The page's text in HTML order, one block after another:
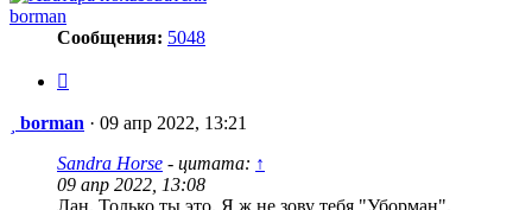
borman
Сообщения: 5048
Сообщение
borman · 09 апр 2022, 13:21
Sandra Horse - цитата: ↑
09 апр 2022, 13:08
Лан. Только ты это. Я ж не зову тебя "Уборман".